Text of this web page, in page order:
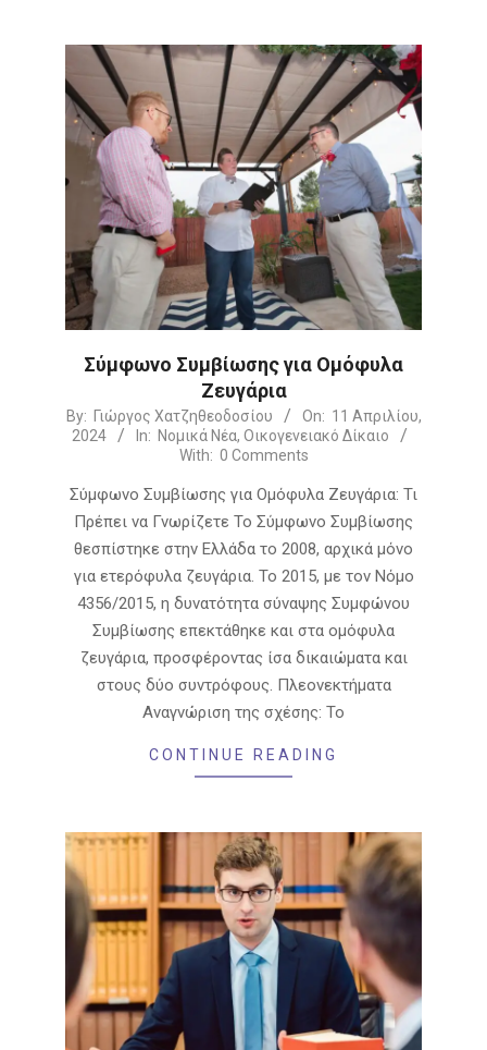
Σύμφωνο Συμβίωσης για Ομόφυλα
Ζευγάρια
2024-
04-
By: Γιώργος Χατζηθεοδοσίου On: 11 Απριλίου,
2024
In: Νομικά Νέα, Οικογενειακό Δίκαιο
With: 0 Comments
Σύμφωνο Συμβίωσης για Ομόφυλα Ζευγάρια: Τι
Πρέπει να Γνωρίζετε Το Σύμφωνο Συμβίωσης
θεσπίστηκε στην Ελλάδα το 2008, αρχικά μόνο
για ετερόφυλα ζευγάρια. Το 2015, με τον Νόμο
4356/2015, η δυνατότητα σύναψης Συμφώνου
Συμβίωσης επεκτάθηκε και στα ομόφυλα
ζευγάρια, προσφέροντας ίσα δικαιώματα και
στους δύο συντρόφους. Πλεονεκτήματα
Αναγνώριση της σχέσης: Το
CONTINUE READING